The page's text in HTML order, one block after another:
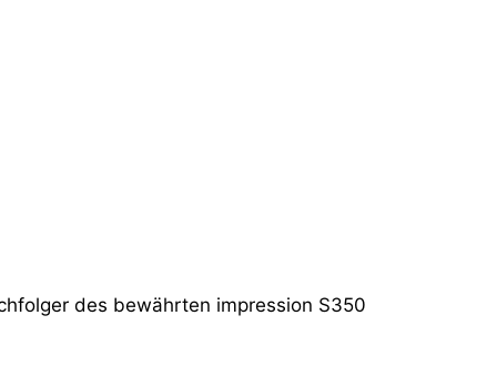
des bewährten impression S350